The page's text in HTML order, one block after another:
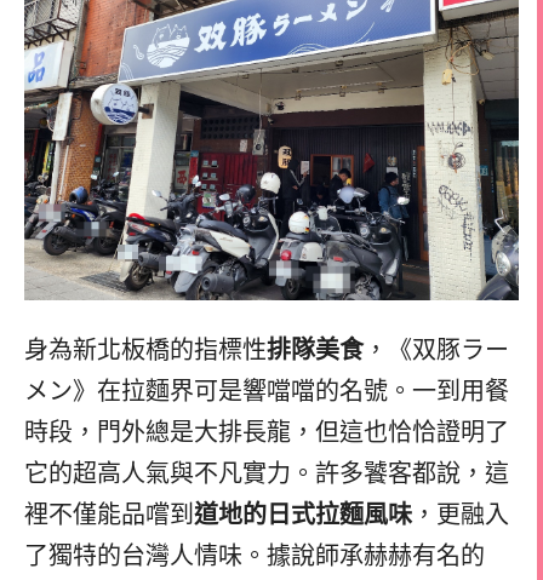
身為新北板橋的指標性排隊美食，《双豚ラー
メン》在拉麵界可是響噹噹的名號。一到用餐
時段，門外總是大排長龍，但這也恰恰證明了
它的超高人氣與不凡實力。許多饕客都說，這
裡不僅能品嚐到 道地的日式拉麵風味 ，更融入
了獨特的台灣人情味。據說師承赫赫有名的